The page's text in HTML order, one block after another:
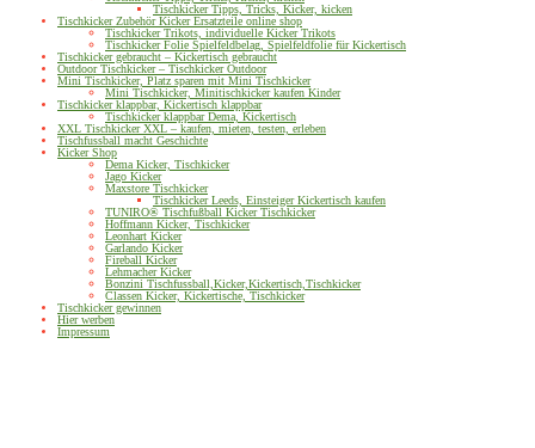
Tischkicker Tipps, Tricks, Kicker, kicken
Tischkicker Zubehör Kicker Ersatzteile online shop
Tischkicker Trikots, individuelle Kicker Trikots
Tischkicker Folie Spielfeldbelag, Spielfeldfolie für Kickertisch
Tischkicker gebraucht – Kickertisch gebraucht
Outdoor Tischkicker – Tischkicker Outdoor
Mini Tischkicker, Platz sparen mit Mini Tischkicker
Mini Tischkicker, Minitischkicker kaufen Kinder
Tischkicker klappbar, Kickertisch klappbar
Tischkicker klappbar Dema, Kickertisch
XXL Tischkicker XXL – kaufen, mieten, testen, erleben
Tischfussball macht Geschichte
Kicker Shop
Dema Kicker, Tischkicker
Jago Kicker
Maxstore Tischkicker
Tischkicker Leeds, Einsteiger Kickertisch kaufen
TUNIRO® Tischfußball Kicker Tischkicker
Hoffmann Kicker, Tischkicker
Leonhart Kicker
Garlando Kicker
Fireball Kicker
Lehmacher Kicker
Bonzini Tischfussball,Kicker,Kickertisch,Tischkicker
Classen Kicker, Kickertische, Tischkicker
Tischkicker gewinnen
Hier werben
Impressum